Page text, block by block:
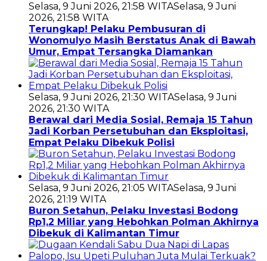
Selasa, 9 Juni 2026, 21:58 WITASelasa, 9 Juni
2026, 21:58 WITA
Terungkap! Pelaku Pembusuran di
Wonomulyo Masih Berstatus Anak di Bawah
Umur, Empat Tersangka Diamankan
Selasa, 9 Juni 2026, 21:30 WITASelasa, 9 Juni
2026, 21:30 WITA
Berawal dari Media Sosial, Remaja 15 Tahun
Jadi Korban Persetubuhan dan Eksploitasi,
Empat Pelaku Dibekuk Polisi
Selasa, 9 Juni 2026, 21:05 WITASelasa, 9 Juni
2026, 21:19 WITA
Buron Setahun, Pelaku Investasi Bodong
Rp1,2 Miliar yang Hebohkan Polman Akhirnya
Dibekuk di Kalimantan Timur